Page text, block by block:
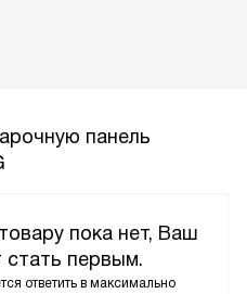
панель
пока нет, Ваш
первым.
ответить в максимально